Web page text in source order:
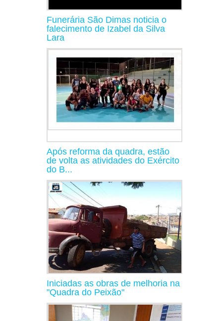
Funerária São Dimas noticia o
falecimento de Izabel da Silva
Lara
Após reforma da quadra, estão
de volta as atividades do Exército
do B...
Iniciadas as obras de melhoria na
"Quadra do Peixão"